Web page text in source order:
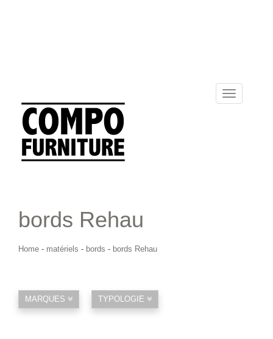
Toggle
navigation
bords Rehau
Home - matériels - bords - bords Rehau
MARQUES TYPOLOGIE